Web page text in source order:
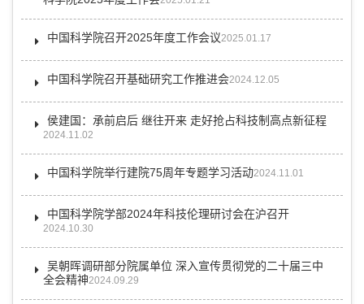
中国科学院召开2025年度工作会议2025.01.17
中国科学院召开基础研究工作推进会2024.12.05
侯建国：承前启后 继往开来 走好抢占科技制高点新征程
2024.11.02
中国科学院举行建院75周年专题学习活动2024.11.01
中国科学院学部2024年科技伦理研讨会在沪召开
2024.10.30
吴朝晖调研部分院属单位 深入宣传贯彻党的二十届三中
全会精神2024.09.29